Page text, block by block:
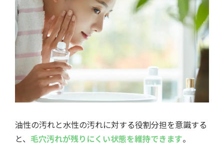
油性の汚れと水性の汚れに対する役割分担を意識する
と、 毛穴汚れが残りにくい状態を維持できます。